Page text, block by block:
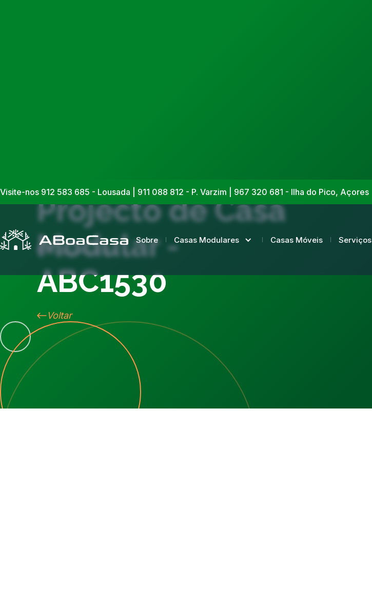
Visite-nos 912 583 685 - Lousada | 911 088 812 - P. Varzim | 967 320 681 - Ilha do Pico, Açores
Sobre Casas Modulares Casas Móveis Serviços
Casas Modulares
Projecto de Casa
Modular -
ABC1530
Voltar